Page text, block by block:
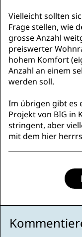
Vielleicht sollten
Frage stellen, wie
grosse Anzahl
preiswerter
hohem Komfort
Anzahl an einem
werden soll.
Im übrigen gibt es
Projekt von BIG in
stringent, aber
mit dem hier